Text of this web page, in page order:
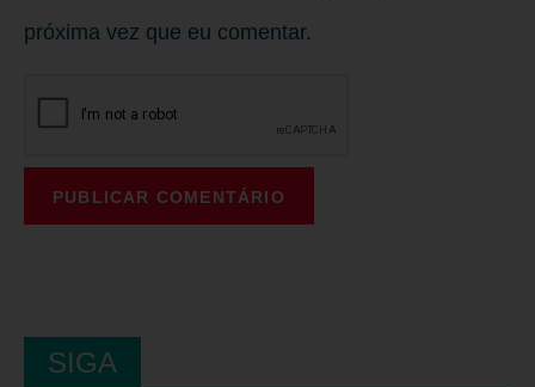
próxima vez que eu comentar.
SIGA